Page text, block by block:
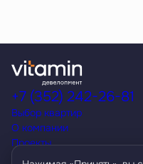
Выбор квартир
О компании
Проекты
Акции
+7 (352) 242-26-81